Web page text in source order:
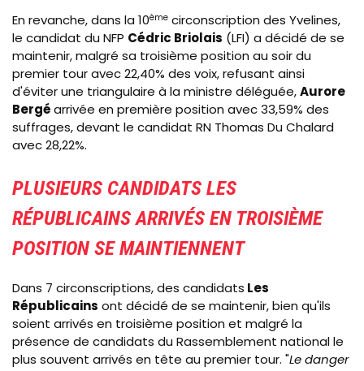
En revanche, dans la 10ème circonscription des Yvelines,
le candidat du NFP Cédric Briolais (LFI) a décidé de se
maintenir, malgré sa troisième position au soir du
premier tour avec 22,40% des voix, refusant ainsi
d'éviter une triangulaire à la ministre déléguée,Aurore
Bergéarrivée en première position avec 33,59% des
suffrages, devant le candidat RN Thomas Du Chalard
avec 28,22%.
PLUSIEURS CANDIDATS LES
RÉPUBLICAINS ARRIVÉS EN TROISIÈME
POSITION SE MAINTIENNENT
Dans 7 circonscriptions, des candidats Les
Républicains ont décidé de se maintenir, bien qu'ils
soient arrivés en troisième position et malgré la
présence de candidats du Rassemblement national le
plus souvent arrivés en tête au premier tour. "Le danger